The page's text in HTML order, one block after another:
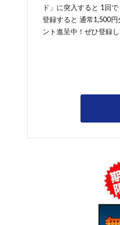
ド」に突入すると 1回
登録すると 通常1,500
ント進呈中！ぜひ登録